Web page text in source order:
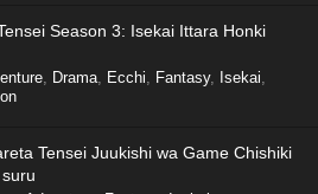
Season 3: Isekai Ittara Honki
Drama Ecchi Fantasy, Isekai
Tensei Juukishi wa Game Chishiki